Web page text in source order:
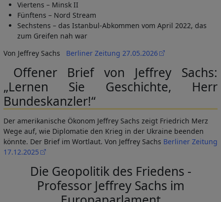
Viertens – Minsk II
Fünftens – Nord Stream
Sechstens – das Istanbul-Abkommen vom April 2022, das
zum Greifen nah war
Von Jeffrey Sachs Berliner Zeitung 27.05.2026
Offener Brief von Jeffrey Sachs:
„Lernen Sie Geschichte, Herr
Bundeskanzler!“
Der amerikanische Ökonom Jeffrey Sachs zeigt Friedrich Merz
Wege auf, wie Diplomatie den Krieg in der Ukraine beenden
könnte. Der Brief im Wortlaut. Von Jeffrey Sachs Berliner Zeitung
17.12.2025
Die Geopolitik des Friedens -
Professor Jeffrey Sachs im